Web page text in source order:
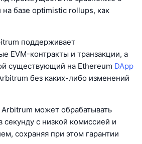
базе optimistic rollups, как
поддерживает
EVM-контракты и транзакции, а
существующий на Ethereum DApp
без каких-либо изменений
может обрабатывать
секунду с низкой комиссией и
сохраняя при этом гарантии